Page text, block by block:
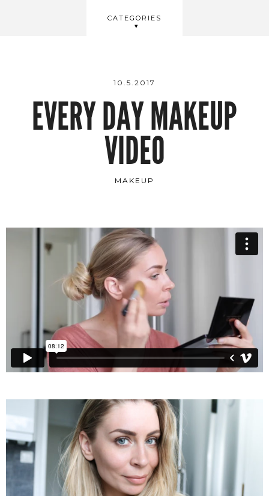
CATEGORIES
BEAUTY
10.5.2017
EVERY DAY MAKEUP
VIDEO
MAKEUP